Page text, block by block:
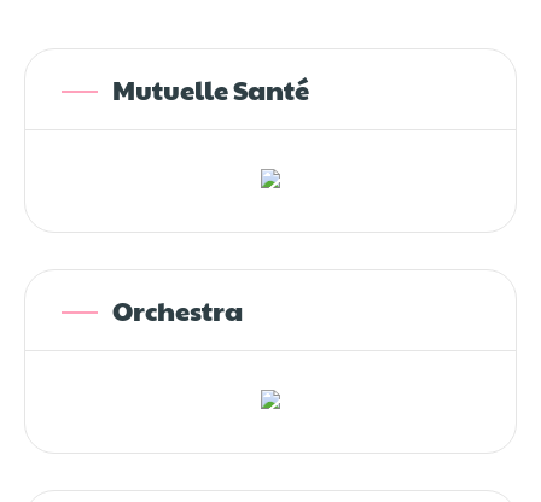
Mutuelle Santé
Orchestra